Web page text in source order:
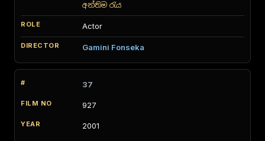
අන්තිම රැය
Actor
Gamini Fonseka
37
927
2001